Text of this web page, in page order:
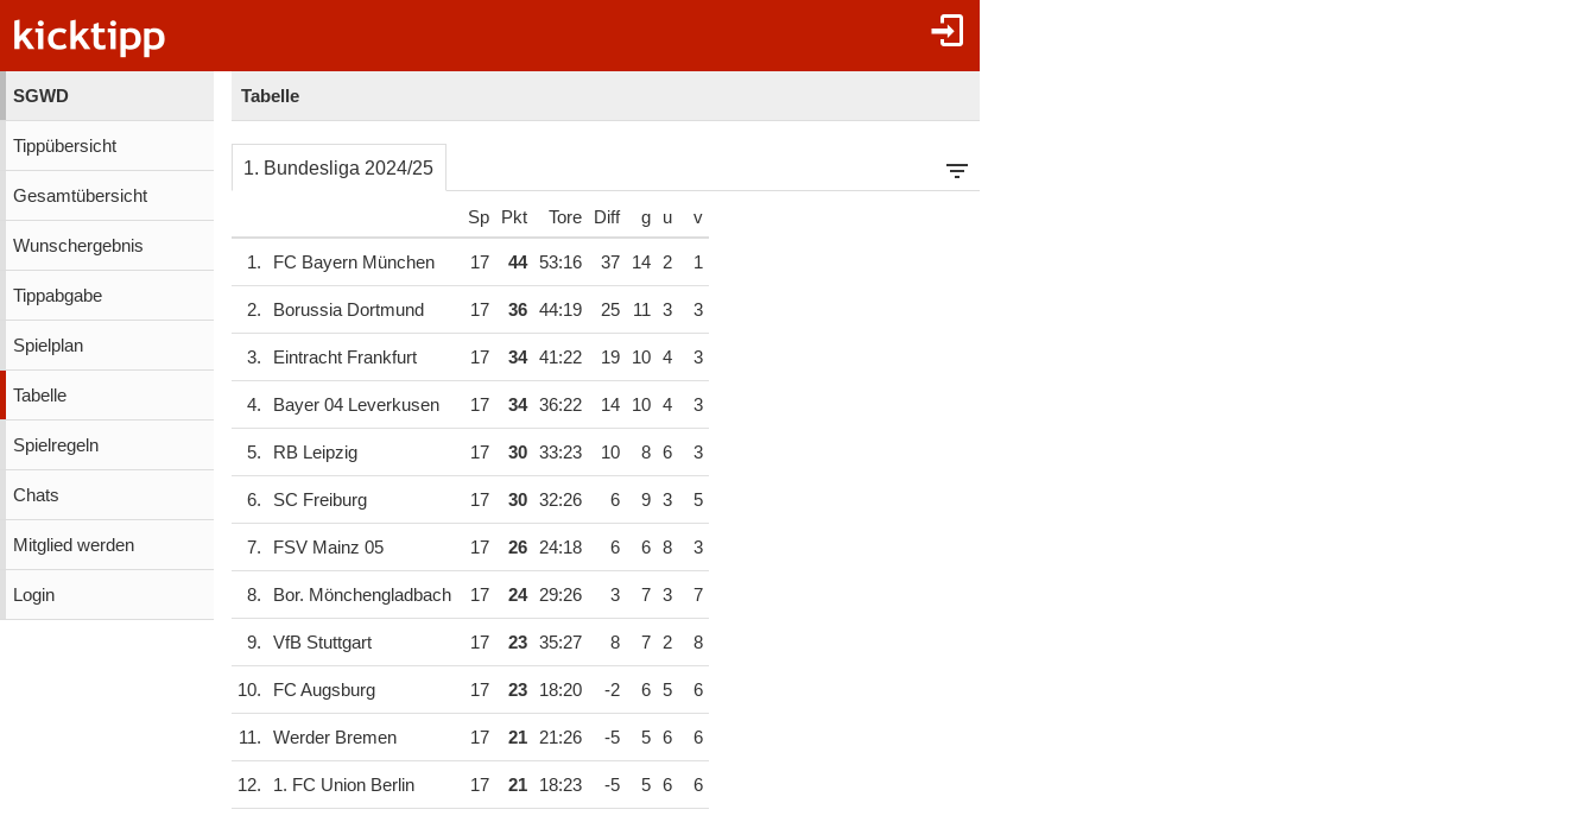
SGWD
Tippübersicht
Gesamtübersicht
Wunschergebnis
Tippabgabe
Spielplan
Tabelle
Spielregeln
Chats
Mitglied werden
Login
Tabelle
1. Bundesliga 2024/25
Sp Pkt Tore Diff g u v
1. FC Bayern München 17 44 53:16 37 14 2 1
2. Borussia Dortmund 17 36 44:19 25 11 3 3
3. Eintracht Frankfurt 17 34 41:22 19 10 4 3
4. Bayer 04 Leverkusen 17 34 36:22 14 10 4 3
5. RB Leipzig 17 30 33:23 10 8 6 3
6. SC Freiburg 17 30 32:26 6 9 3 5
7. FSV Mainz 05 17 26 24:18 6 6 8 3
8. Bor. Mönchengladbach 17 24 29:26 3 7 3 7
9. VfB Stuttgart 17 23 35:27 8 7 2 8
10. FC Augsburg 17 23 18:20 -2 6 5 6
11. Werder Bremen 17 21 21:26 -5 5 6 6
12. 1. FC Union Berlin 17 21 18:23 -5 5 6 6